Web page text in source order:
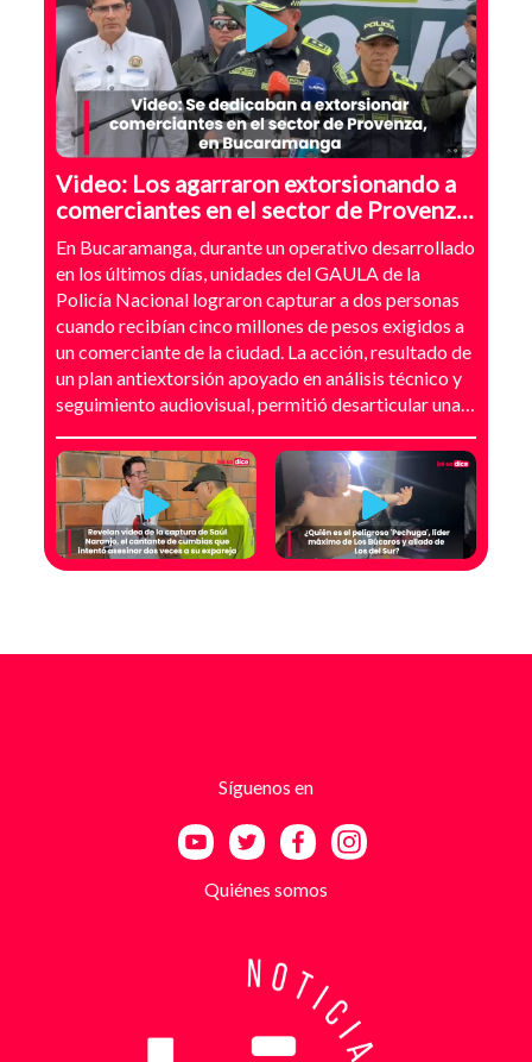
Video: Los agarraron extorsionando a
comerciantes en el sector de Provenza,
Bucaramanga
En Bucaramanga, durante un operativo desarrollado
en los últimos días, unidades del GAULA de la
Policía Nacional lograron capturar a dos personas
cuando recibían cinco millones de pesos exigidos a
un comerciante de la ciudad. La acción, resultado de
un plan antiextorsión apoyado en análisis técnico y
seguimiento audiovisual, permitió desarticular una
digitales, suplantación de grupos armados y presión
directa sobre establecimientos comerciales. La
investigación no comenzó con la captura, sino con el
temor de un comerciante que empezó a recibir
mensajes y llamadas en las que le exigían dinero a
a las amenazas. Las exigencias económicas variaban
entre uno y cinco millones de pesos, dependiendo de
la supuesta “capacidad de pago” de cada víctima. A
antiextorsión que se extendió por varios sectores
investigadores revisaron más de 200 cámaras de
seguridad públicas y privadas, además de analizar
cerca de 300 horas de grabaciones, con el objetivo
de reconstruir los movimientos de los sospechosos
Síguenos en
Quiénes somos